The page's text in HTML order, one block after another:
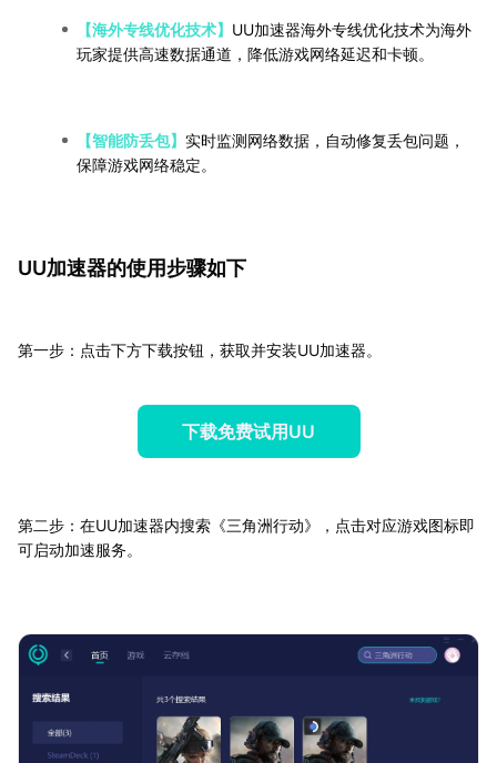
【海外专线优化技术】 UU加速器海外专线优化技术为海外
玩家提供高速数据通道，降低游戏网络延迟和卡顿。
【智能防丢包】 实时监测网络数据，自动修复丢包问题，
保障游戏网络稳定。
UU加速器的使用步骤如下
第一步：点击下方下载按钮，获取并安装UU加速器。
下载免费试用UU
第二步：在UU加速器内搜索《三角洲行动》，点击对应游戏图标即
可启动加速服务。